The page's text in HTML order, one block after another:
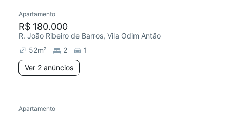
Apartamento
R$ 180.000
R. João Ribeiro de Barros, Vila Odim Antão
52m² 2
1
Ver 2 anúncios
Apartamento